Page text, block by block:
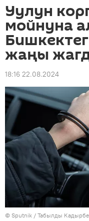
Уулун
мойнуна
жаңы
18:16 22.08.2024
© Sputnik / Табылды